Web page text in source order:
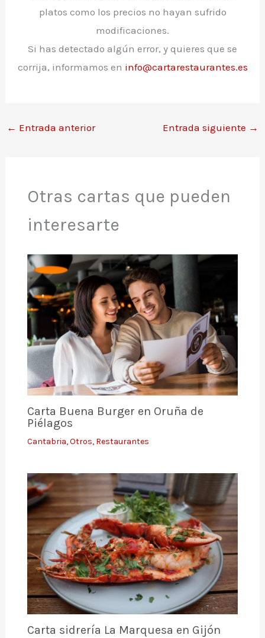
platos como los precios no hayan sufrido
modificaciones.
Si has detectado algún error, y quieres que se
corrija, informamos en info@cartarestaurantes.es
← Entrada anterior Entrada siguiente →
Otras cartas que pueden
interesarte
Carta Buena Burger en Oruña de
Piélagos
Cantabria,Otros, Restaurantes
Carta sidrería La Marquesa en Gijón